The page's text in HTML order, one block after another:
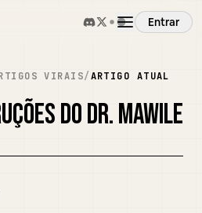
Entrar
VIRAIS/ARTIGO ATUAL
DO DR. MAWILE